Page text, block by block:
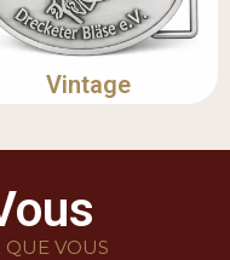
Vintage
QUE VOUS